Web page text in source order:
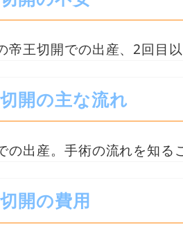
帝王切開での出産、2回目
開の主な流れ
の出産。手術の流れを知る
開の費用